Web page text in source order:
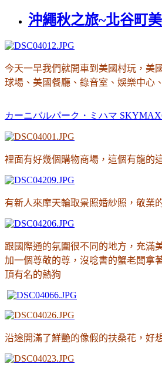
沖繩秋之旅~北谷町
今天一早我們就開車到美國村玩 ，美
球場、美國餐廳、錄音室、娛樂中心
カーニバルパーク・ミハマ
裡面有好幾個購物商場 ，這個有龍的
有新人來摩天輪取景照婚紗照 ，敬業
跟國際通的氛圍很不同的地方 ，充滿
加一個尊敬的尊 ， 沒唸書的蟹老闆拿
頂有名的熱狗
沿途開滿了鮮艷的像假的扶桑花 ，好